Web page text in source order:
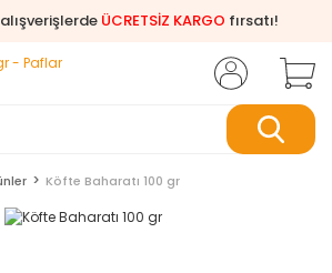
ÜCRETSİZ KARGO fırsatı!
Köfte Baharatı 100 gr